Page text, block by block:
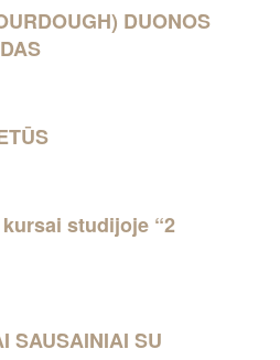
DUONOS
studijoje “2
SAUSAINIAI SU